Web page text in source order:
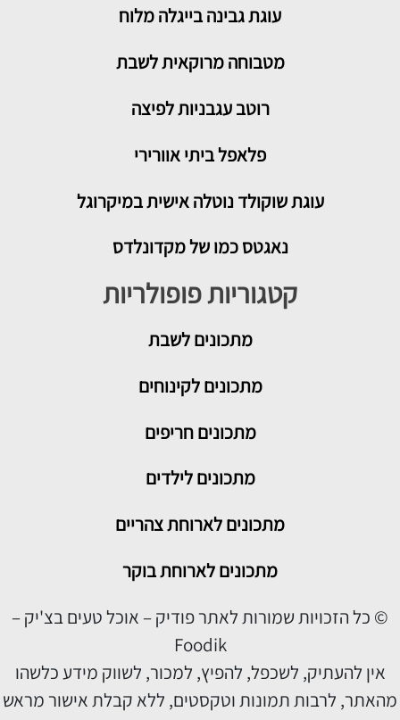
עוגת גבינה בייגלה מלוח
מטבוחה מרוקאית לשבת
רוטב עגבניות לפיצה
פלאפל ביתי אוורירי
עוגת שוקולד נוטלה אישית במיקרוגל
נאגטס כמו של מקדונלדס
קטגוריות פופולריות
מתכוניםלשבת
מתכונים לקינוחים
מתכונים חריפים
מתכונים לילדים
מתכונים לארוחת צהריים
מתכונים לארוחת בוקר
© כל הזכויות שמורות לאתר פודיק – אוכל טעים בצ'יק –
Foodik
אין להעתיק, לשכפל, להפיץ, למכור, לשווק מידע כלשהו
מהאתר, לרבות תמונות וטקסטים, ללא קבלת אישור מראש